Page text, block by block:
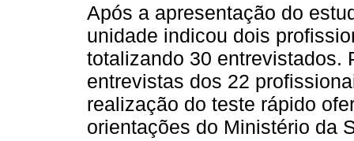
Após a apresentação do
unidade indicou dois
totalizando 30 entrevistados.
entrevistas dos 22
realização do teste rápido
orientações do Ministério da